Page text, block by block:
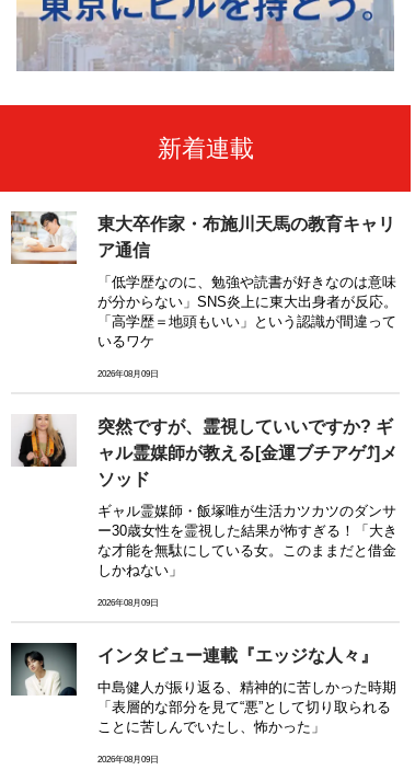
新着連載
東大卒作家・布施川天馬の教育キャリ
ア通信
「低学歴なのに、勉強や読書が好きなのは意味
が分からない」SNS炎上に東大出身者が反応。
「高学歴＝地頭もいい」という認識が間違って
いるワケ
2026年08月09日
突然ですが、霊視していいですか? ギ
ャル霊媒師が教える[金運ブチアゲ⤴]メ
ソッド
ギャル霊媒師・飯塚唯が生活カツカツのダンサ
ー30歳女性を霊視した結果が怖すぎる！「大き
な才能を無駄にしている女。このままだと借金
しかねない」
2026年08月09日
インタビュー連載『エッジな人々』
中島健人が振り返る、精神的に苦しかった時期
「表層的な部分を見て“悪”として切り取られる
ことに苦しんでいたし、怖かった」
2026年08月09日